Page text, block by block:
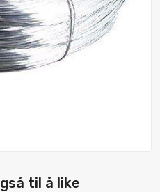
til å like